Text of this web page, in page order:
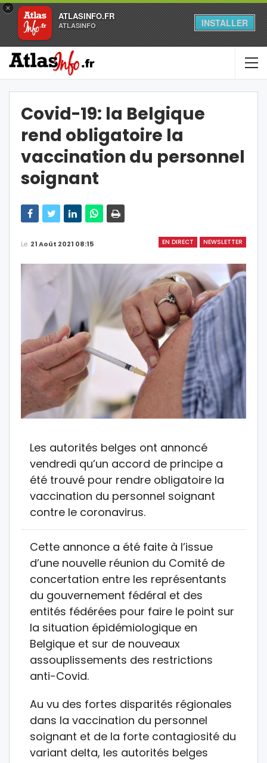
×
ATLASINFO.FR
ATLASINFO INSTALLER
Covid-19: la Belgique
rend obligatoire la
vaccination du personnel
soignant
EN DIRECT NEWSLETTER
Le 21 Août 2021 08:15
Les autorités belges ont annoncé
vendredi qu’un accord de principe a
été trouvé pour rendre obligatoire la
vaccination du personnel soignant
contre le coronavirus.
Cette annonce a été faite à l’issue
d’une nouvelle réunion du Comité de
concertation entre les représentants
du gouvernement fédéral et des
entités fédérées pour faire le point sur
la situation épidémiologique en
Belgique et sur de nouveaux
assouplissements des restrictions
anti-Covid.
Au vu des fortes disparités régionales
dans la vaccination du personnel
soignant et de la forte contagiosité du
variant delta, les autorités belges